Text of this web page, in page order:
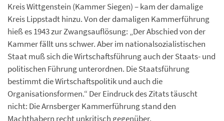
Kreis Wittgenstein (Kammer Siegen) – kam der damalige
Kreis Lippstadt hinzu. Von der damaligen Kammerführung
hieß es 1943 zur Zwangsauflösung: „Der Abschied von der
Kammer fällt uns schwer. Aber im nationalsozialistischen
Staat muß sich die Wirtschaftsführung auch der Staats- und
politischen Führung unterordnen. Die Staatsführung
bestimmt die Wirtschaftspolitik und auch die
Organisationsformen.“ Der Eindruck des Zitats täuscht
nicht: Die Arnsberger Kammerführung stand den
Machthabern recht unkritisch gegenüber.